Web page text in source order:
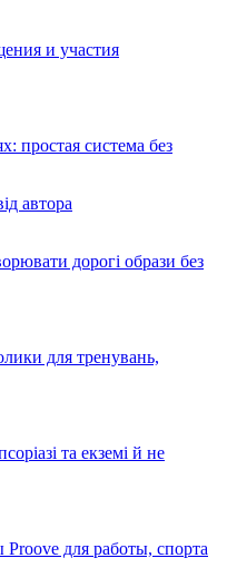
и участия
простая система без
автора
дорогі образи без
для тренувань,
та екземі й не
для работы, спорта